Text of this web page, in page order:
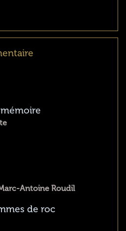
Antoine Roudil
de roc